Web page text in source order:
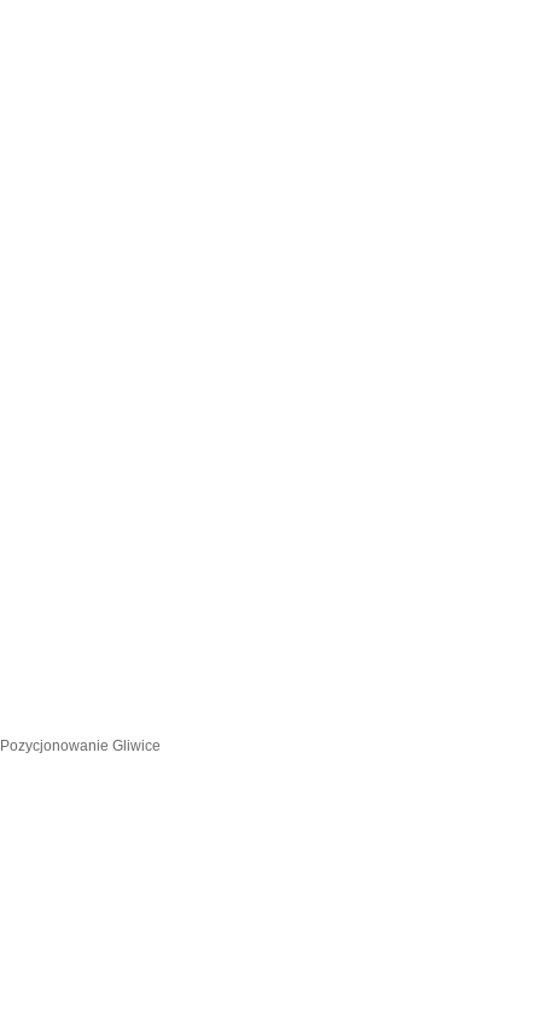
Pozycjonowanie Gliwice